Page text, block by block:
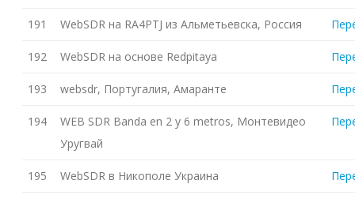
191 WebSDR на RA4PTJ из Альметьевска, Россия
192 WebSDR на основе Redpitaya
193 websdr, Португалия, Амаранте
194
WEB SDR Banda en 2 y 6 metros, Монтевидео
Уругвай
195 WebSDR в Никополе Украина